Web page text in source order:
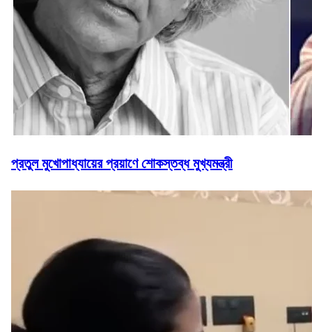
প্রতুল মুখোপাধ্যায়ের প্রয়াণে শোকস্তব্ধ মুখ্যমন্ত্রী